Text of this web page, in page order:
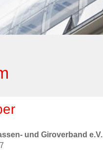
und Giroverband e.V.